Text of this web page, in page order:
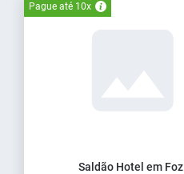
Pague até 10x
Saldão Hotel em Foz